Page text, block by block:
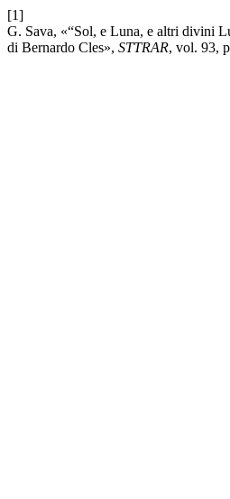
[1]
G. Sava, «“Sol, e Luna, e altri divini
di Bernardo Cles», STTRAR, vol. 93,